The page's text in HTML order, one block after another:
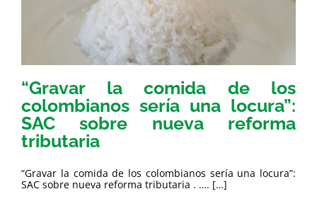
“Gravar la comida de los
colombianos sería una locura”:
SAC sobre nueva reforma
tributaria
“Gravar la comida de los colombianos sería una locura”:
SAC sobre nueva reforma tributaria . …. […]